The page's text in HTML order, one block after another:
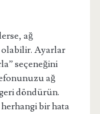
ağ
olabilir. Ayarlar
seçeneğini
ağ
döndürün.
herhangi bir hata